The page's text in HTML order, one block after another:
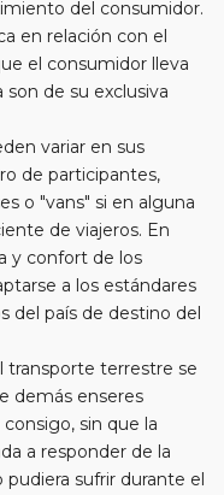
del consumidor.
en relación con el
el consumidor lleva
de su exclusiva
variar en sus
de participantes,
o "vans" si en alguna
de viajeros. En
y confort de los
a los estándares
del país de destino del
transporte terrestre se
demás enseres
sin que la
a responder de la
sufrir durante el